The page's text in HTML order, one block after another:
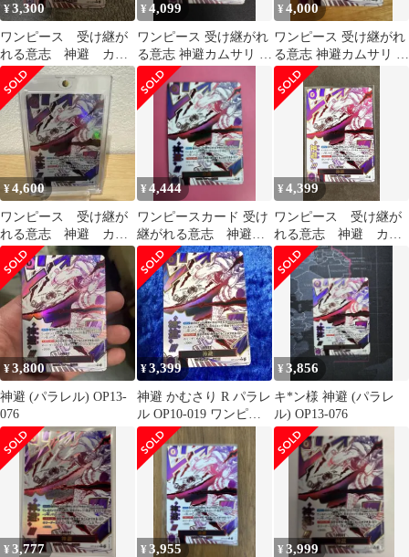
¥3,300
ワンピース 受け継が
れる意志 神避 カム
サリ R パラレル
OP13-076
¥4,099
ワンピース 受け継がれ
る意志 神避カムサリ R
パラレル OP13-076
¥4,000
ワンピース 受け継がれ
る意志 神避カムサリ R
パラレル OP13-076
¥4,600
ワンピース 受け継が
れる意志 神避 カム
サリ R パラレル
OP13-076
¥4,444
ワンピースカード 受け
継がれる意志 神避
カムサリ R パラレル
¥4,399
ワンピース 受け継が
れる意志 神避 カム
サリ R パラレル
OP13-076
¥3,800
神避 (パラレル) OP13-
076
¥3,399
神避 かむさり R パラレ
ル OP10-019 ワンピー
スカード ①
¥3,856
キ*ン様 神避 (パラレ
ル) OP13-076
¥3,777 ¥3,955 ¥3,999